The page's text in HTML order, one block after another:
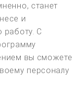
станет
и
работу. С
вы сможете
персоналу